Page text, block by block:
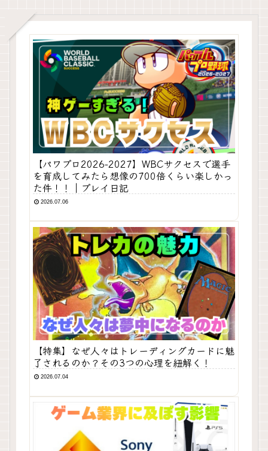
【パワプロ2026-2027】WBCサクセスで選手
を育成してみたら想像の700倍くらい楽しかっ
た件！！｜プレイ日記
2026.07.06
【特集】なぜ人々はトレーディングカードに魅
了されるのか？その3つの心理を紐解く！
2026.07.04